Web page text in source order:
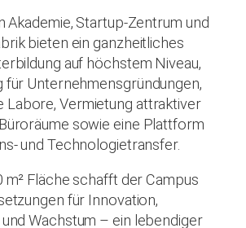
Akademie, Startup-Zentrum und
bieten ein ganzheitliches
auf höchstem Niveau,
für Unternehmensgründungen,
Labore, Vermietung attraktiver
sowie eine Plattform
und Technologietransfer.
m² Fläche schafft der Campus
für Innovation,
Wachstum – ein lebendiger